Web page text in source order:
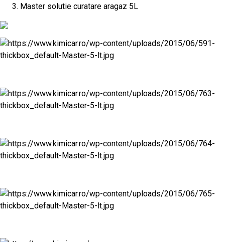
Master solutie curatare aragaz 5L